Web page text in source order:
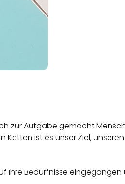
zur Aufgabe gemacht
ist es unser Ziel,
Ihre Bedürfnisse eingegangen